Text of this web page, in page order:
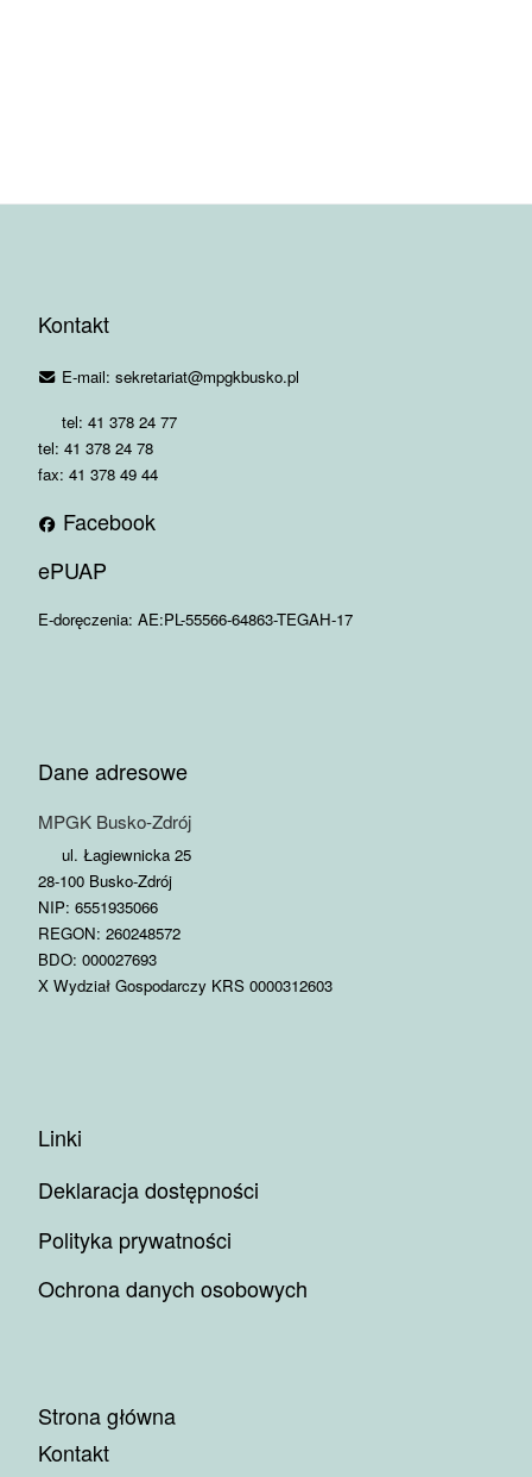
Kontakt
E-mail: sekretariat@mpgkbusko.pl
tel: 41 378 24 77
tel: 41 378 24 78
fax: 41 378 49 44
Facebook
ePUAP
E-doręczenia: AE:PL-55566-64863-TEGAH-17
Dane adresowe
MPGK Busko-Zdrój
ul. Łagiewnicka 25
28-100 Busko-Zdrój
NIP: 6551935066
REGON: 260248572
BDO: 000027693
X Wydział Gospodarczy KRS 0000312603
Linki
Deklaracja dostępności
Polityka prywatności
Ochrona danych osobowych
Strona główna
Kontakt